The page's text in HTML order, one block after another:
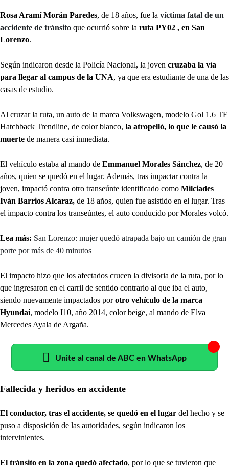
Rosa Aramí Morán Paredes, de 18 años, fue la víctima fatal de un
accidente de tránsito que ocurrió sobre la ruta PY02 , en San
Lorenzo.
Según indicaron desde la Policía Nacional, la joven cruzaba la vía
para llegar al campus de la UNA, ya que era estudiante de una de las
casas de estudio.
Al cruzar la ruta, un auto de la marca Volkswagen, modelo Gol 1.6 TF
Hatchback Trendline, de color blanco, la atropelló, lo que le causó la
muerte de manera casi inmediata.
El vehículo estaba al mando de Emmanuel Morales Sánchez, de 20
años, quien se quedó en el lugar. Además, tras impactar contra la
joven, impactó contra otro transeúnte identificado como Milciades
Iván Barrios Alcaraz, de 18 años, quien fue asistido en el lugar. Tras
el impacto contra los transeúntes, el auto conducido por Morales volcó.
Lea más: San Lorenzo: mujer quedó atrapada bajo un camión de gran
porte por más de 40 minutos
El impacto hizo que los afectados crucen la divisoria de la ruta, por lo
que ingresaron en el carril de sentido contrario al que iba el auto,
siendo nuevamente impactados porotro vehículo de la marca
Hyundai, modelo I10, año 2014, color beige, al mando de Elva
Mercedes Ayala de Argaña.
Unite al canal de ABC en WhatsApp
Fallecida y heridos en accidente
El conductor, tras el accidente, se quedó en el lugar del hecho y se
puso a disposición de las autoridades, según indicaron los
intervinientes.
El tránsito en la zona quedó afectado, por lo que se tuvieron que